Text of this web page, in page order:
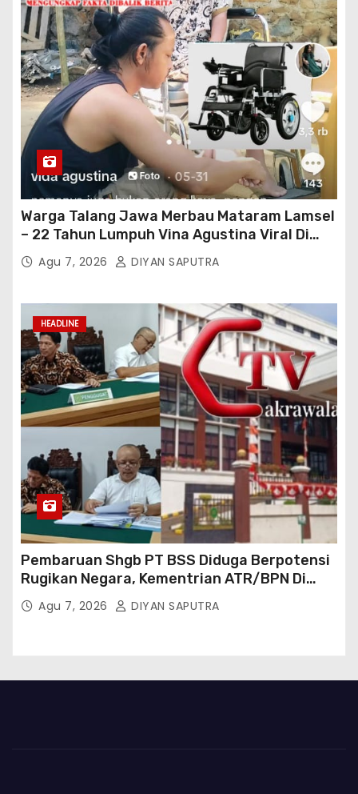
Warga Talang Jawa Merbau Mataram Lamsel
– 22 Tahun Lumpuh Vina Agustina Viral Di
Tiktok Inginkan Kursi Roda Listrik, Kepala
Perwakilan Provinsi Lampung Media
Bertindak
Agu 7, 2026 DIYAN SAPUTRA
HEADLINE
Pembaruan Shgb PT BSS Diduga Berpotensi
Rugikan Negara, Kementrian ATR/BPN Di
Gugat Di PTUN Jakarta
Agu 7, 2026 DIYAN SAPUTRA